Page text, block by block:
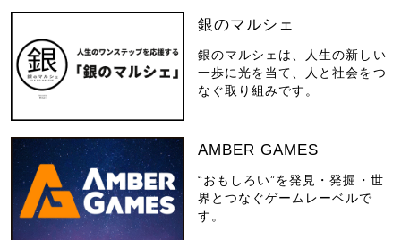
銀のマルシェ
銀のマルシェは、人生の新しい
一歩に光を当て、人と社会をつ
なぐ取り組みです。
AMBER GAMES
“おもしろい”を発見・発掘・世
界とつなぐゲームレーベルで
す。